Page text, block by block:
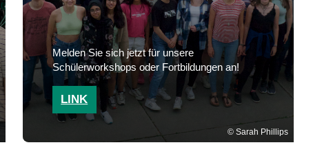
Sarah Phillips
Melden Sie sich jetzt für unsere
Schülerworkshops oder Fortbildungen an!
LINK